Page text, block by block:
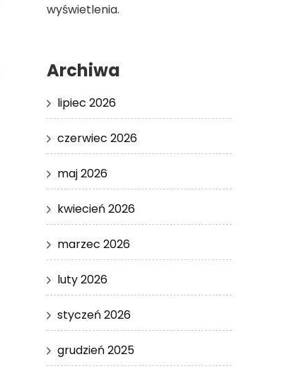
wyświetlenia.
Archiwa
lipiec 2026
czerwiec 2026
maj 2026
kwiecień 2026
marzec 2026
luty 2026
styczeń 2026
grudzień 2025